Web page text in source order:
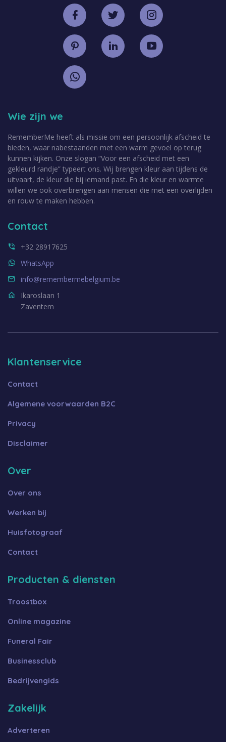
Contact
+32 28917625
WhatsApp
info@remembermebelgium.be
Ikaroslaan 1
Zaventem
Wie zijn we
RememberMe heeft als missie om een persoonlijk afscheid te
bieden, waar nabestaanden met een warm gevoel op terug
kunnen kijken. Onze slogan “Voor een afscheid met een
gekleurd randje” typeert ons. Wij brengen kleur aan tijdens de
uitvaart, de kleur die bij iemand past. En die kleur en warmte
willen we ook overbrengen aan mensen die met een overlijden
en rouw te maken hebben.
Klantenservice
Contact
Algemene voorwaarden B2C
Privacy
Disclaimer
Over
Over ons
Werken bij
Huisfotograaf
Contact
Producten & diensten
Troostbox
Online magazine
Funeral Fair
Businessclub
Bedrijvengids
Zakelijk
Adverteren